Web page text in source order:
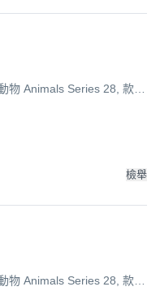
Animals Series 28, 款式
檢舉
Animals Series 28, 款式